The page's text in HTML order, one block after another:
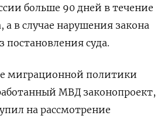
больше 90 дней в течение
а в случае нарушения закона
постановления суда.
миграционной политики
МВД законопроект,
на рассмотрение